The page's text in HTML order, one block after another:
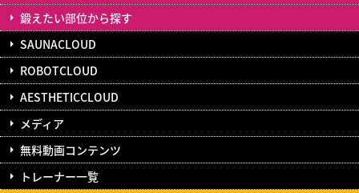
鍛えたい部位から探す
SAUNACLOUD
ROBOTCLOUD
AESTHETICCLOUD
メディア
無料動画コンテンツ
トレーナー一覧